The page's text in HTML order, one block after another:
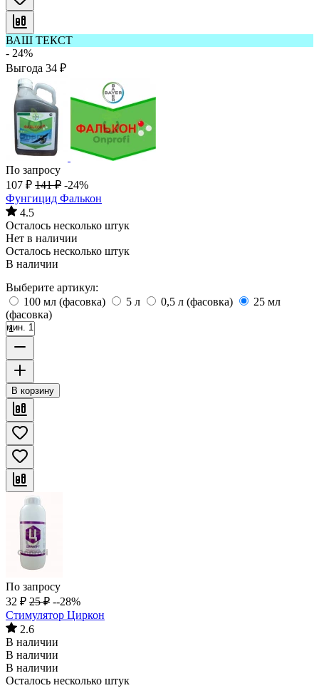
ВАШ ТЕКСТ
- 24%
Выгода 34 ₽
По запросу
107 ₽ 141 ₽ -24%
Фунгицид Фалькон
4.5
Осталось несколько штук
Нет в наличии
Осталось несколько штук
В наличии
Выберите артикул:
100 мл (фасовка)
5 л 0,5 л (фасовка)
25 мл
(фасовка)
мин. 1
В корзину
По запросу
32 ₽ 25 ₽ --28%
Стимулятор Циркон
2.6
В наличии
В наличии
В наличии
Осталось несколько штук